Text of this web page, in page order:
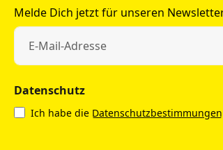
Melde Dich jetzt für unseren
Datenschutz
Ich habe die Datenschutzbestimmungen